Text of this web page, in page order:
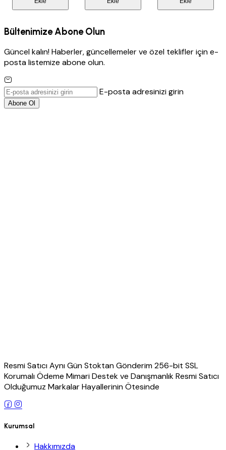
Bültenimize Abone Olun
Güncel kalın! Haberler, güncellemeler ve özel teklifler için e-
posta listemize abone olun.
E-posta adresinizi girin
Abone Ol
Resmi Satıcı Aynı Gün Stoktan Gönderim 256-bit SSL
Korumalı Ödeme Mimari Destek ve Danışmanlık Resmi Satıcı
Olduğumuz Markalar Hayallerinin Ötesinde
Kurumsal
Hakkımızda